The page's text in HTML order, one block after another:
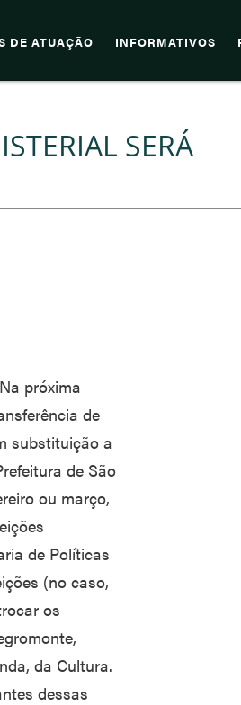
DE ATUAÇÃO INFORMATIVOS
SERÁ
próxima
de
substituição a
de São
ou março,
de Políticas
(no caso,
os
da Cultura.
dessas